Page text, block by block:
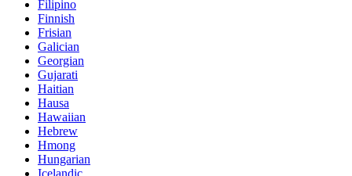
Filipino
Finnish
Frisian
Galician
Georgian
Gujarati
Haitian
Hausa
Hawaiian
Hebrew
Hmong
Hungarian
Icelandic